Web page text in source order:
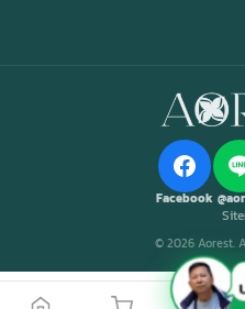
Facebook
© 2026 Aorest.